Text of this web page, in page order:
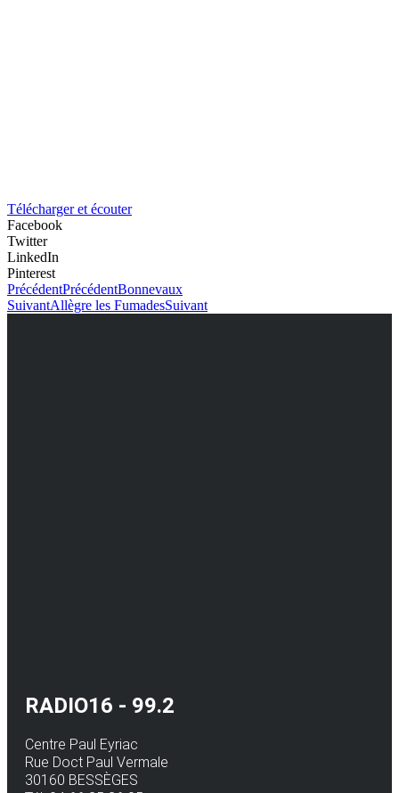
Télécharger et écouter
Facebook
Twitter
LinkedIn
Pinterest
PrécédentPrécédentBonnevaux
SuivantAllègre les FumadesSuivant
RADIO16 - 99.2
Centre Paul Eyriac
Rue Doct Paul Vermale
30160 BESSÈGES